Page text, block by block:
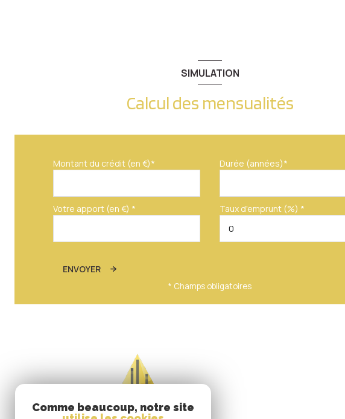
Dégagement
SIMULATION
Calcul des mensualités
Montant du crédit (en €)* Durée (années)*
Votre apport (en €) * Taux d'emprunt (%) *
ENVOYER
* Champs obligatoires
Comme beaucoup, notre site